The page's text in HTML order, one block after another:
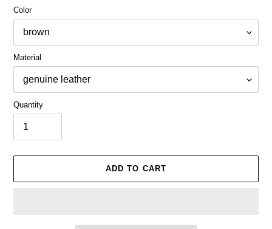
Color
Material
Quantity
ADD TO CART